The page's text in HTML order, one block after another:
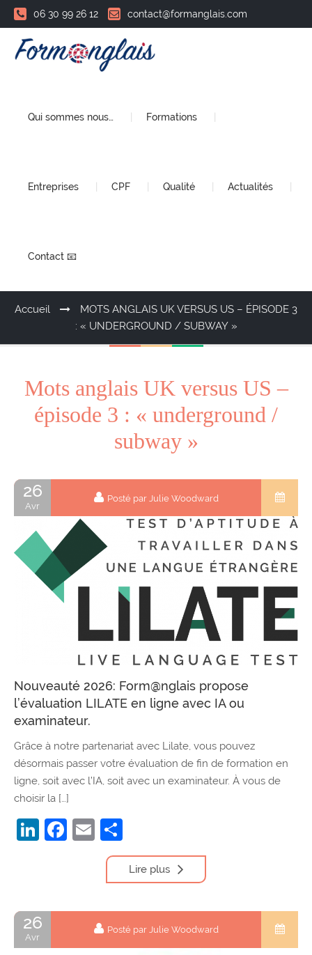
06 30 99 26 12 contact@formanglais.com
Qui sommes nous… Formations
Entreprises CPF Qualité Actualités
Contact 📧
Accueil
MOTS ANGLAIS UK VERSUS US – ÉPISODE 3
: « UNDERGROUND / SUBWAY »
Mots anglais UK versus US –
épisode 3 : « underground /
subway »
26
Avr
Posté par Julie Woodward
Nouveauté 2026: Form@nglais propose
l’évaluation LILATE en ligne avec IA ou
examinateur.
Grâce à notre partenariat avec Lilate, vous pouvez
désormais passer votre évaluation de fin de formation en
ligne, soit avec l’IA, soit avec un examinateur. À vous de
choisir la […]
LinkedIn
Facebook
Email
Lire plus
26
Avr
Posté par Julie Woodward